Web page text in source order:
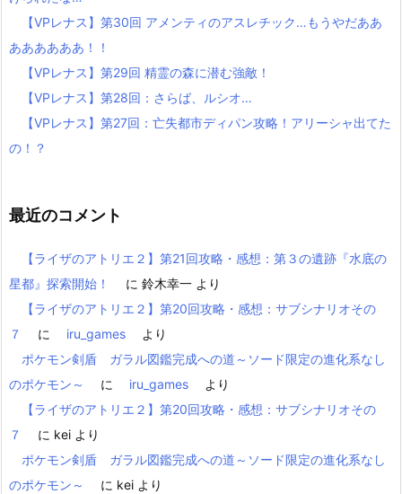
【VPレナス】第30回 アメンティのアスレチック…もうやだああ
ああああああ！！
【VPレナス】第29回 精霊の森に潜む強敵！
【VPレナス】第28回：さらば、ルシオ…
【VPレナス】第27回：亡失都市ディパン攻略！アリーシャ出てた
の！？
最近のコメント
【ライザのアトリエ２】第21回攻略・感想：第３の遺跡『水底の
星都』探索開始！
に 鈴木幸一 より
【ライザのアトリエ２】第20回攻略・感想：サブシナリオその
７
に iru_games
より
ポケモン剣盾 ガラル図鑑完成への道～ソード限定の進化系なし
のポケモン～
に iru_games
より
【ライザのアトリエ２】第20回攻略・感想：サブシナリオその
７
に kei より
ポケモン剣盾 ガラル図鑑完成への道～ソード限定の進化系なし
のポケモン～
に kei より